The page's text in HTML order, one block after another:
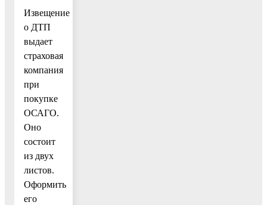
Извещение
о ДТП
выдает
страховая
компания
при
покупке
ОСАГО.
Оно
состоит
из двух
листов.
Оформить
его